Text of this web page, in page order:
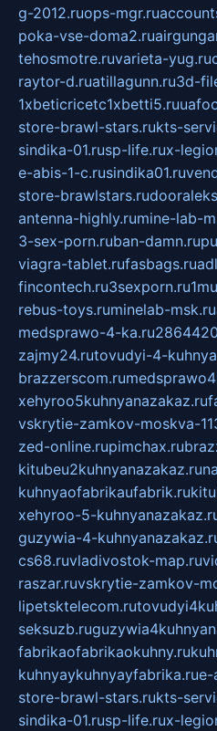
g-2012.ruops-mgr.ru
poka-vse-doma2.ru
tehosmotre.ruvarieta-yug.ru
raytor-d.ruatillagunn.ru3d-
1xbeticricetc1xbetti5.ru
store-brawl-stars.rukts-
sindika-01.rusp-life.rux-
e-abis-1-c.rusindika01.ru
store-brawlstars.ru
antenna-highly.rumine-lab-
3-sex-porn.ruban-damn.ru
viagra-tablet.rufasbags.ru
fincontech.ru3sexporn.ru
rebus-toys.ruminelab-msk.ru
medsprawo-4-ka.ru
zajmy24.rutovudyi-4-
brazzerscom.ru
xehyroo5kuhnyanazakaz.ru
vskrytie-zamkov-moskva-
zed-online.rupimchax.ru
kitubeu2kuhnyanazakaz.ru
kuhnyaofabrikaufabrik.ru
xehyroo-5-
guzywia-4-
cs68.ruvladivostok-map.ru
raszar.ruvskrytie-zamkov-
lipetsktelecom.ru
seksuzb.ru
fabrikaofabrikaokuhny.ru
kuhnyaykuhnyayfabrika.rue-
store-brawl-stars.rukts-
sindika-01.rusp-life.rux-